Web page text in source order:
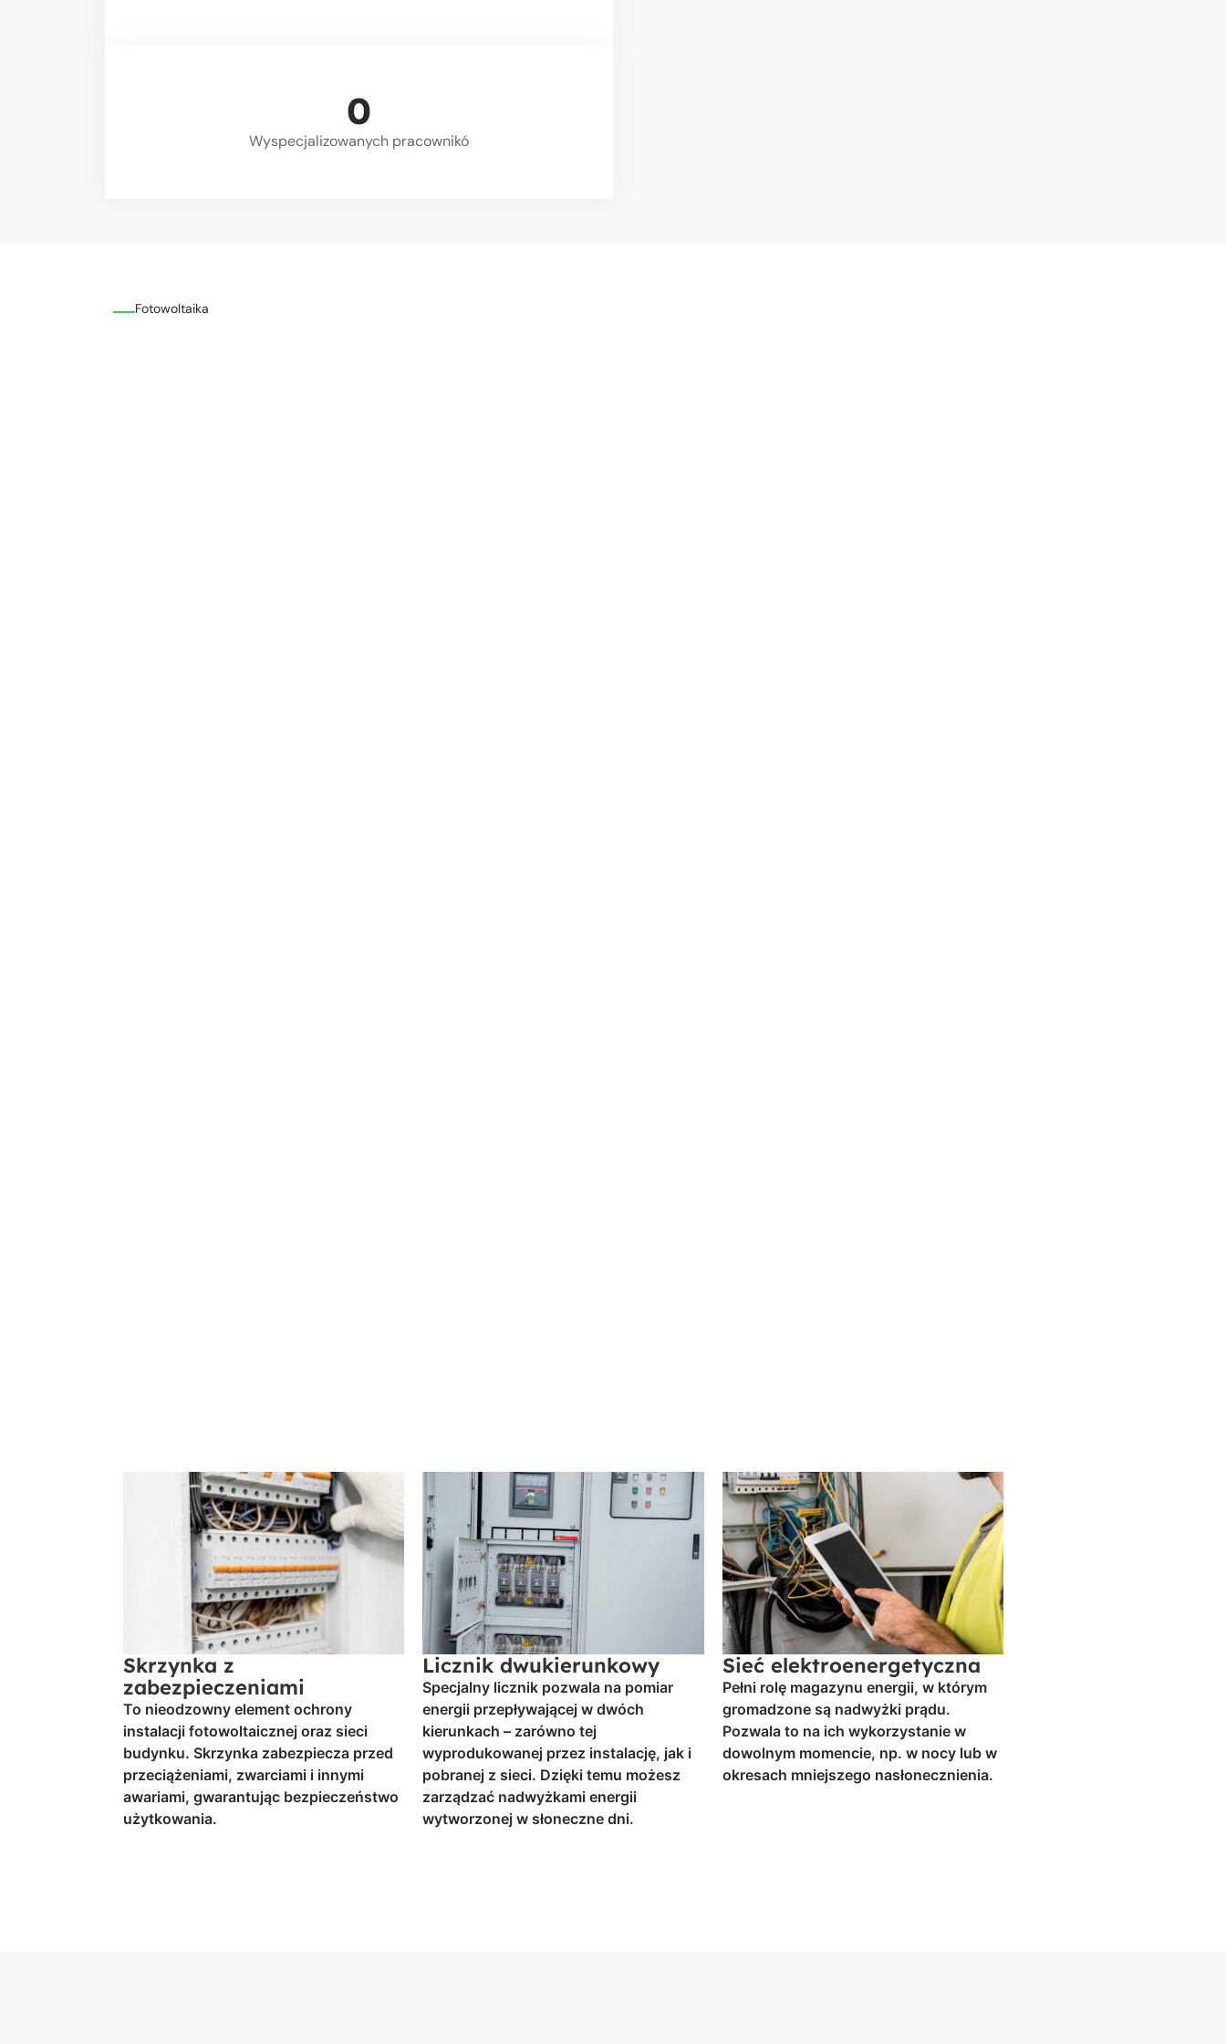
Wyspecjalizowanych pracownikó
0
Fotowoltaika
Skrzynka z
zabezpieczeniami
To nieodzowny element ochrony
instalacji fotowoltaicznej oraz sieci
budynku. Skrzynka zabezpiecza przed
przeciążeniami, zwarciami i innymi
awariami, gwarantując bezpieczeństwo
użytkowania.
Licznik dwukierunkowy
Specjalny licznik pozwala na pomiar
energii przepływającej w dwóch
kierunkach – zarówno tej
wyprodukowanej przez instalację, jak i
pobranej z sieci. Dzięki temu możesz
zarządzać nadwyżkami energii
wytworzonej w słoneczne dni.
Sieć elektroenergetyczna
Pełni rolę magazynu energii, w którym
gromadzone są nadwyżki prądu.
Pozwala to na ich wykorzystanie w
dowolnym momencie, np. w nocy lub w
okresach mniejszego nasłonecznienia.